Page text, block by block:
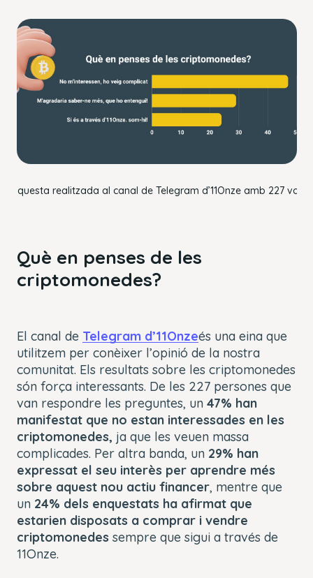
Enquesta realitzada al canal de Telegram d’11Onze amb 227 vots
Què en penses de les
criptomonedes?
El canal de Telegram d’11Onzeés una eina que
utilitzem per conèixer l’opinió de la nostra
comunitat. Els resultats sobre les criptomonedes
són força interessants. De les 227 persones que
van respondre les preguntes, un 47% han
manifestat que no estan interessades en les
criptomonedes, ja que les veuen massa
complicades. Per altra banda, un 29% han
expressat el seu interès per aprendre més
sobre aquest nou actiu financer, mentre que
un 24% dels enquestats ha afirmat que
estarien disposats a comprar i vendre
criptomonedes sempre que sigui a través de
11Onze.